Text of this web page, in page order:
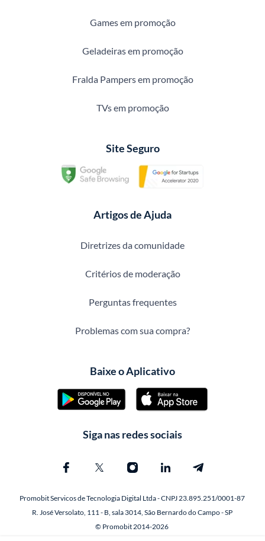
Games em promoção
Geladeiras em promoção
Fralda Pampers em promoção
TVs em promoção
Site Seguro
Artigos de Ajuda
Diretrizes da comunidade
Critérios de moderação
Perguntas frequentes
Problemas com sua compra?
Baixe o Aplicativo
Siga nas redes sociais
Promobit Servicos de Tecnologia Digital Ltda - CNPJ 23.895.251/0001-87
R. José Versolato, 111 - B, sala 3014, São Bernardo do Campo - SP
© Promobit 2014-2026